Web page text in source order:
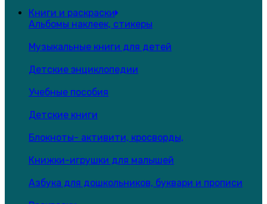
Книги и раскраски
Альбомы наклеек, стикеры
Музыкальные книги для детей
Детские энциклопедии
Учебные пособия
Детские книги
Блокноты- активити, кросворды,
Книжки-игрушки для малышей
Азбука для дошкольников, буквари и прописи